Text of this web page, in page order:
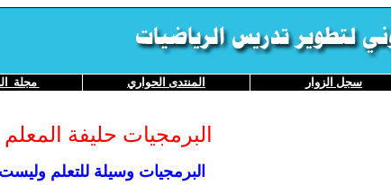
سجل الزوار المنتدى الحواري مجلة
البرمجيات حليفة
البرمجيات وسيلة للتعلم